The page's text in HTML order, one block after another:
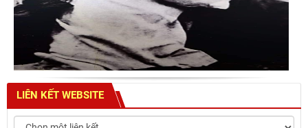
LIÊN KẾT WEBSITE